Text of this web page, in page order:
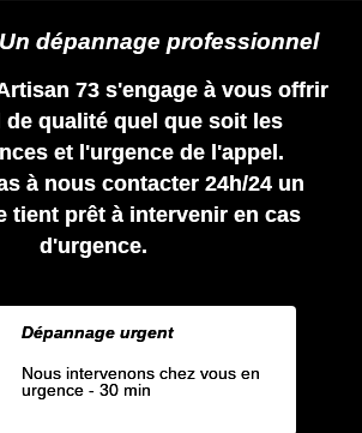
dépannage professionnel
73 s'engage à vous offrir
de qualité quel que soit les
et l'urgence de l'appel.
à nous contacter 24h/24 un
tient prêt à intervenir en cas
d'urgence.
Dépannage urgent
Nous intervenons chez vous en
urgence - 30 min